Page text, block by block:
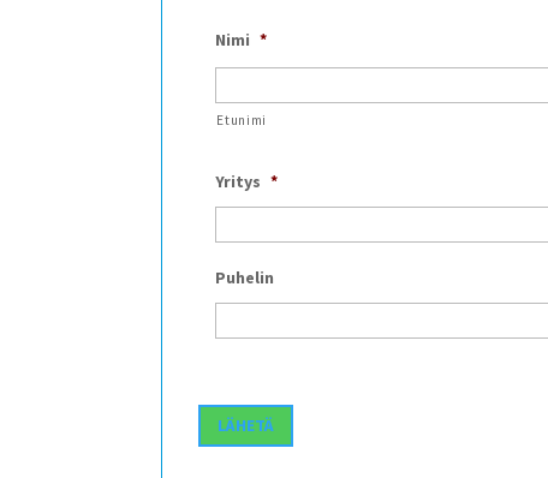
Nimi *
Etunimi
Yritys *
Puhelin